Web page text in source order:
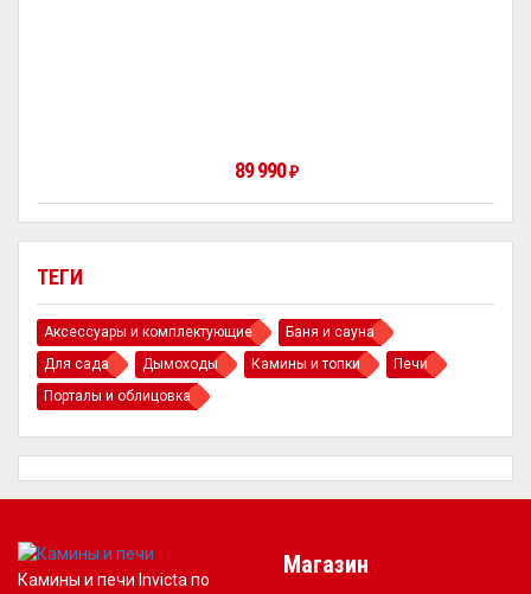
ТЕГИ
Аксессуары и комплектующие
Баня и сауна
Для сада
Дымоходы Камины и топки
Печи
Порталы и облицовка
89 990 ₽
Камины и печи Invicta по
Магазин